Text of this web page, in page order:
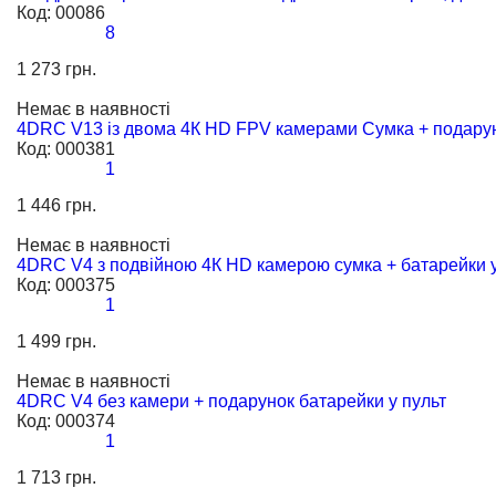
Код: 00086
8
1 273 грн.
Немає в наявності
4DRC V13 із двома 4К HD FPV камерами Сумка +
Код: 000381
1
1 446 грн.
Немає в наявності
4DRC V4 з подвійною 4К HD камерою сумка + батарейки
Код: 000375
1
1 499 грн.
Немає в наявності
4DRC V4 без камери + подарунок батарейки у пульт
Код: 000374
1
1 713 грн.